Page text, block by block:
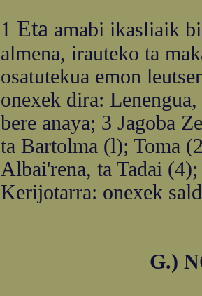
1 Eta amabi ikasliaik
almena, irauteko ta
osatutekua emon
onexek dira:
bere anaya; 3 Jagoba
ta Bartolma (l); Toma
Albai'rena, ta Tadai
Kerijotarra: onexek
G.)